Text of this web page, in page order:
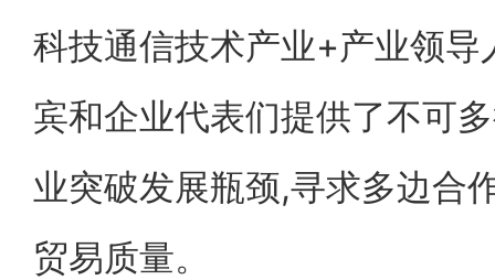
科技通信技术产业+产业领
宾和企业代表们提供了不可
业突破发展瓶颈,寻求多边合
贸易质量。